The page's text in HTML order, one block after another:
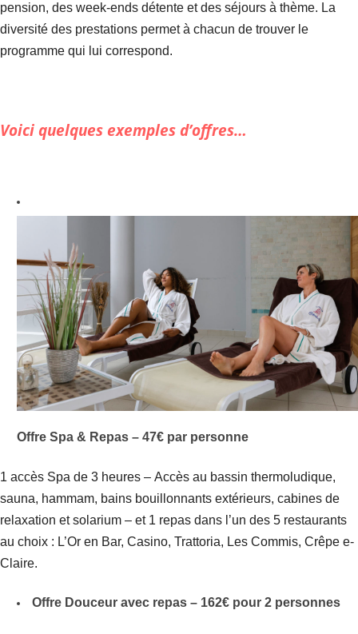
pension, des week-ends détente et des séjours à thème. La
diversité des prestations permet à chacun de trouver le
programme qui lui correspond.
Voici quelques exemples d’offres…
Offre Spa & Repas – 47€ par personne
1 accès Spa de 3 heures – Accès au bassin thermoludique,
sauna, hammam, bains bouillonnants extérieurs, cabines de
relaxation et solarium – et 1 repas dans l’un des 5 restaurants
au choix : L’Or en Bar, Casino, Trattoria, Les Commis, Crêpe e-
Claire.
Offre Douceur avec repas – 162€ pour 2 personnes